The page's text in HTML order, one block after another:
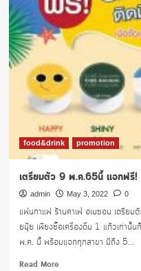
food&drink promotion
เตรียมตัว 9 พ.ค.65นี้ แจกฟ
admin May 3, 2022 0
แฟนกาแฟ ร้านคาเฟ่ อเมซอน เตรีย
ยมุ้ย เพียงซื้อเครื่องดื่ม 1 แก้วเท่านั้
พ.ค. นี้ พร้อมแจกทุกสาขา มีถึง 5...
Read MoreRead